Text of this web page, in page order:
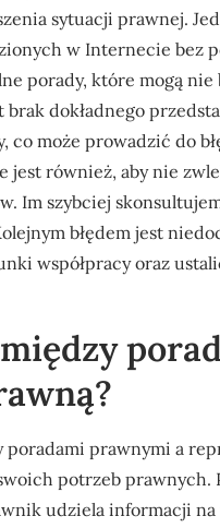
sytuacji prawnej.
w Internecie bez
porady, które mogą
brak dokładnego
co może prowadzić do
jest również, aby nie
Im szybciej
błędem jest
współpracy oraz
prawnymi a
potrzeb prawnych.
udziela informacji